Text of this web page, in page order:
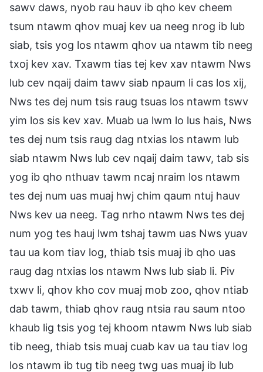
sawv daws, nyob rau hauv ib qho kev cheem
tsum ntawm qhov muaj kev ua neeg nrog ib lub
siab, tsis yog los ntawm qhov ua ntawm tib neeg
txoj kev xav. Txawm tias tej kev xav ntawm Nws
lub cev nqaij daim tawv siab npaum li cas los xij,
Nws tes dej num tsis raug tsuas los ntawm tswv
yim los sis kev xav. Muab ua lwm lo lus hais, Nws
tes dej num tsis raug dag ntxias los ntawm lub
siab ntawm Nws lub cev nqaij daim tawv, tab sis
yog ib qho nthuav tawm ncaj nraim los ntawm
tes dej num uas muaj hwj chim qaum ntuj hauv
Nws kev ua neeg. Tag nrho ntawm Nws tes dej
num yog tes hauj lwm tshaj tawm uas Nws yuav
tau ua kom tiav log, thiab tsis muaj ib qho uas
raug dag ntxias los ntawm Nws lub siab li. Piv
txwv li, qhov kho cov muaj mob zoo, qhov ntiab
dab tawm, thiab qhov raug ntsia rau saum ntoo
khaub lig tsis yog tej khoom ntawm Nws lub siab
tib neeg, thiab tsis muaj cuab kav ua tau tiav log
los ntawm ib tug tib neeg twg uas muaj ib lub